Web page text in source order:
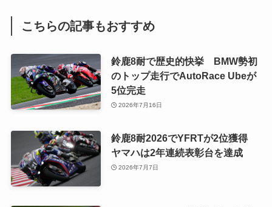
こちらの記事もおすすめ
鈴鹿8耐で歴史的快挙 BMW勢初
のトップ走行でAutoRace Ubeが
5位完走
2026年7月16日
鈴鹿8耐2026でYFRTが2位獲得
ヤマハは2年連続表彰台を達成
2026年7月7日